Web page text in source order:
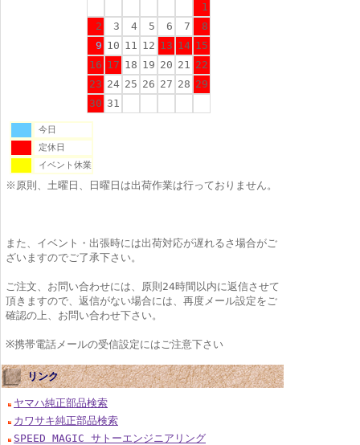
1
2
3 4 5 6 7
8
9 10 11 12 13 14 15
16 17 18 19 20 21 22
23 24 25 26 27 28 29
30 31
今日
定休日
イベント休業
※原則、土曜日、日曜日は出荷作業は行っておりません。
また、イベント・出張時には出荷対応が遅れるさ場合がご
ざいますのでご了承下さい。
ご注文、お問い合わせには、原則24時間以内に返信させて
頂きますので、返信がない場合には、再度メール設定をご
確認の上、お問い合わせ下さい。
※携帯電話メールの受信設定にはご注意下さい
リンク
ヤマハ純正部品検索
カワサキ純正部品検索
SPEED MAGIC サトーエンジニアリング